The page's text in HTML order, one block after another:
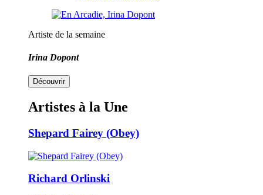
Artiste de la semaine
Irina Dopont
Découvrir
Artistes à la Une
Shepard Fairey (Obey)
Richard Orlinski